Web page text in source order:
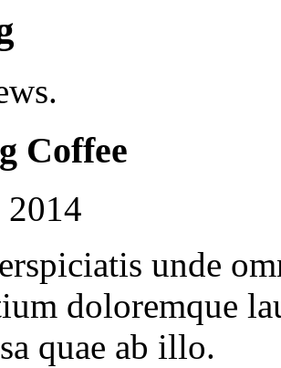
Coffee
2014
unde
doloremque
quae ab illo.